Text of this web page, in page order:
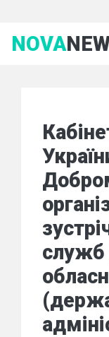
NOVA
служб